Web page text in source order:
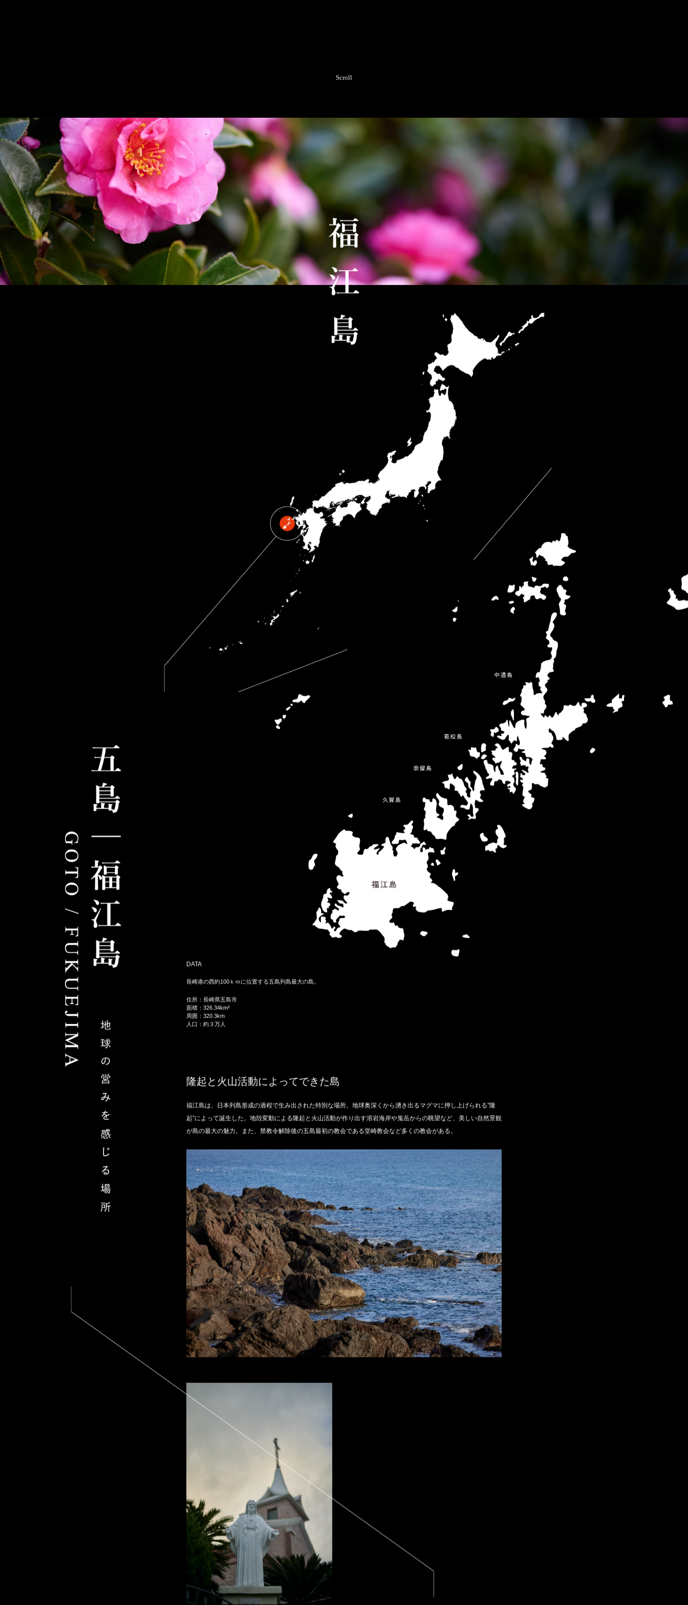
DATA
長崎港の西約100ｋｍに位置する五島列島最大の島。
住所： 長崎県五島市
面積： 326.34km²
福江島は、日本列島形成の過程で生み出された特別な場所。地球奥深くから湧き出るマグマに押し上げられる”隆
起”によって誕生した。地殻変動による隆起と火山活動が作り出す溶岩海岸や鬼岳からの眺望など、美しい自然景観